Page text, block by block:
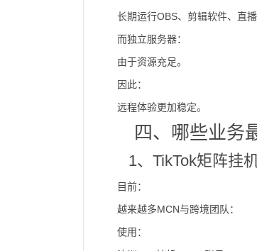
长期运行OBS、剪辑软件、直
而独立服务器：
由于资源充足。
因此：
远程体验更加稳定。
四、哪些业务
1、TikTok矩阵挂
目前：
越来越多MCN与跨境团队：
使用：